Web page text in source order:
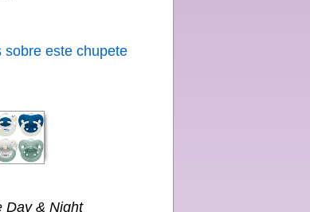
sobre este chupete
Day & Night